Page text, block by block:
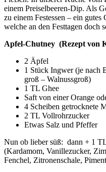
einem Preiselbeeren-Dip. Als
zu einem Festessen – ein
welche an den Festtagen doch
Apfel-Chutney (Rezept von
2 Äpfel
1 Stück Ingwer (je nach
groß – Walnussgroß)
1 TL Ghee
Saft von einer Orange
4 Scheiben getrocknete
2 TL Vollrohrzucker
Etwas Salz und Pfeffer
Nun ob lieber süß: dann + 1
(Kardamom, Vanillezucker,
Fenchel, Zitronenschale,